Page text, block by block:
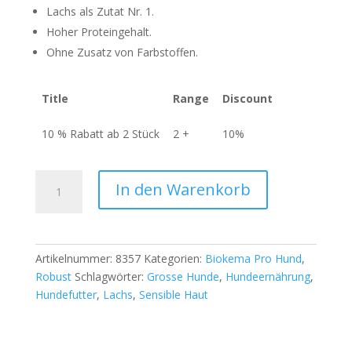
Lachs als Zutat Nr. 1.
Hoher Proteingehalt.
Ohne Zusatz von Farbstoffen.
Title Range Discount
10 % Rabatt ab 2 Stück 2 + 10%
Adult
Sensitive
In den Warenkorb
Artikelnummer: 8357 Kategorien: Biokema Pro Hund,
Robust Schlagwörter: Grosse Hunde, Hundeernährung,
Hundefutter, Lachs, Sensible Haut